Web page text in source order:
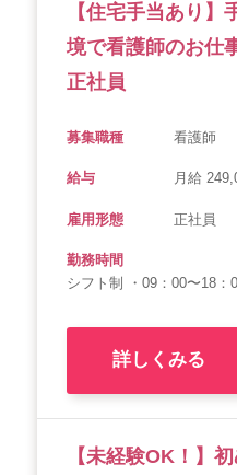
【住宅手当あり
境で看護師のお仕
正社員
募集職種 看護師
給与 月給
雇用形態 正社員
勤務時間
シフト制 ・09：00〜18：
詳しくみる
【未経験OK！】